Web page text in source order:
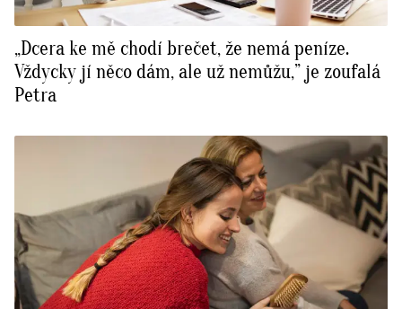
„Dcera ke mě chodí brečet, že nemá peníze.
Vždycky jí něco dám, ale už nemůžu,” je zoufalá
Petra